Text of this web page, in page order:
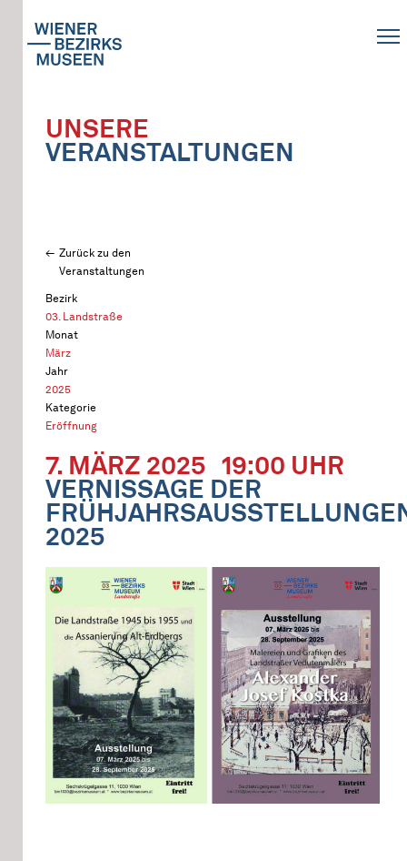
UNSERE
VERANSTALTUNGEN
Zurück zu den
Veranstaltungen
Bezirk
03. Landstraße
Monat
März
Jahr
2025
Kategorie
Eröffnung
7. MÄRZ 2025 19:00 UHR
VERNISSAGE DER
2025